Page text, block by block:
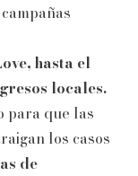
hasta el
locales.
para que las
los casos
de